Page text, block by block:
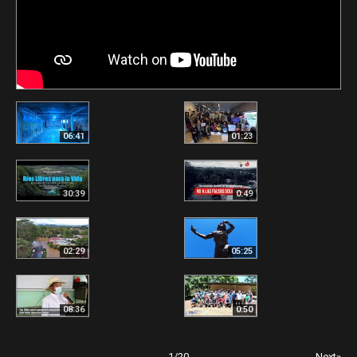
06:41 01:23
30:39 0:49
02:29 05:25
08:36 0:50